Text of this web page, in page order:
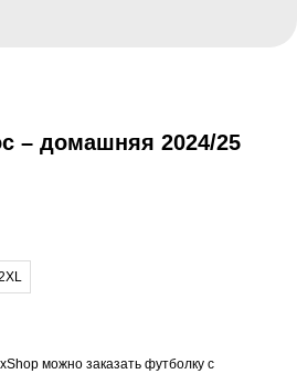
– домашняя 2024/25
можно заказать футболку с